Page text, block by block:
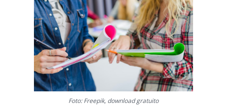
Foto: Freepik, download gratuito